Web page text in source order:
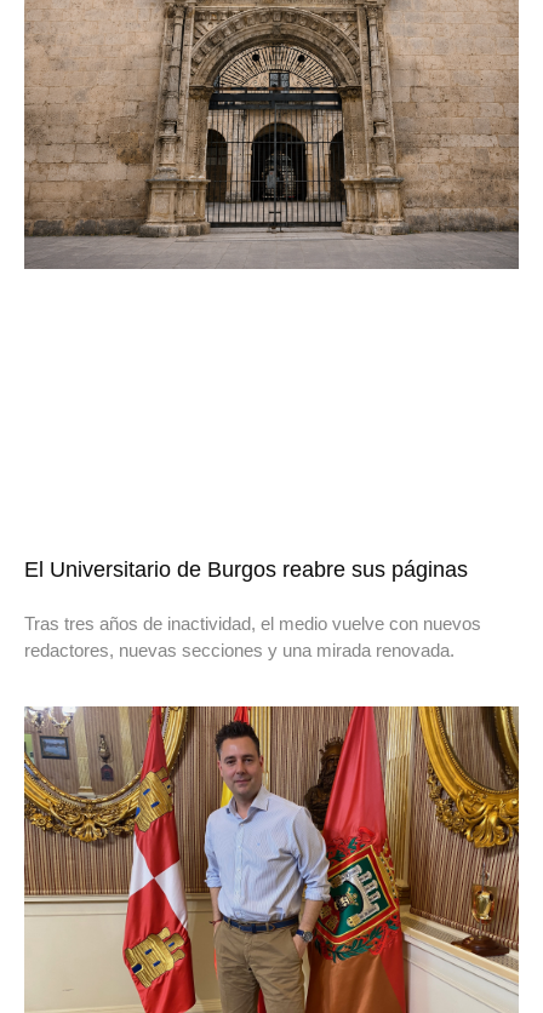
El Universitario de Burgos reabre sus páginas
Tras tres años de inactividad, el medio vuelve con nuevos
redactores, nuevas secciones y una mirada renovada.